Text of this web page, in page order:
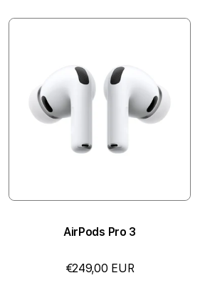
Compatible Bluetooth
(active)
AirPods Pro 3
€249,00 EUR